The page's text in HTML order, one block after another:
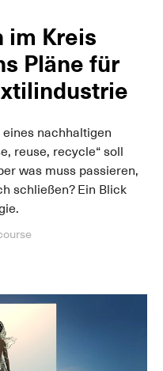
im Kreis
Pläne für
nachhaltigen
reuse, recycle“ soll
was muss passieren,
schließen? Ein Blick